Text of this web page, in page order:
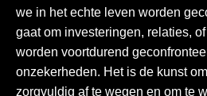
we in het echte leven worden
gaat om investeringen, relaties,
worden voortdurend
onzekerheden. Het is de kunst
zorgvuldig af te wegen en om te